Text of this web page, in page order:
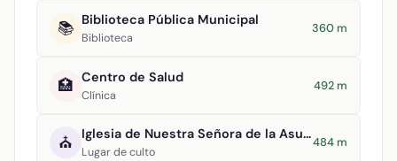
📚 Biblioteca Pública Municipal
Biblioteca
360 m
🏥 Centro de Salud
Clínica
492 m
⛪ Iglesia de Nuestra Señora de la Asunción
Lugar de culto
484 m